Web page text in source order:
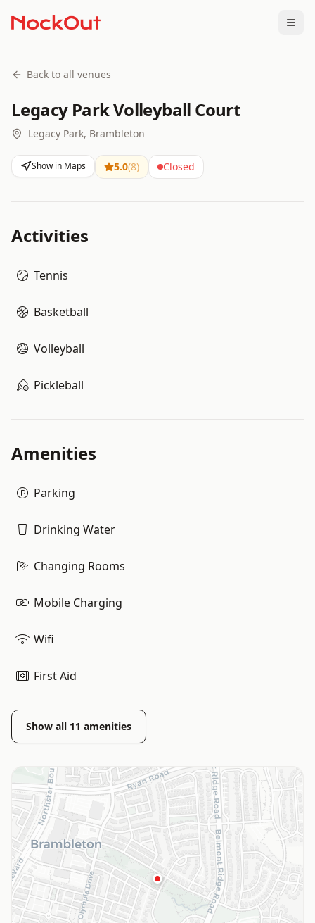
Back to all venues
Legacy Park Volleyball Court
Legacy Park, Brambleton
Show in Maps 5.0(8) Closed
Activities
Tennis
Basketball
Volleyball
Pickleball
Amenities
Parking
Drinking Water
Changing Rooms
Mobile Charging
Wifi
First Aid
Show all 11 amenities